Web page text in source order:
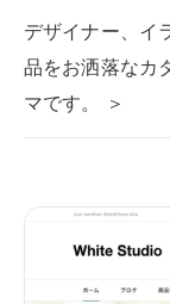
デザイナー、イ
品をお洒落なカ
マです。 ＞